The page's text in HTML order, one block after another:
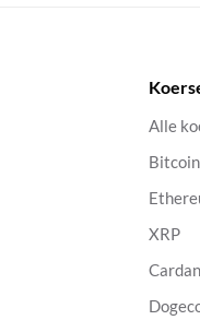
Alle
Bitcoin
XRP